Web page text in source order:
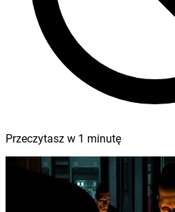
Przeczytasz w 1 minutę